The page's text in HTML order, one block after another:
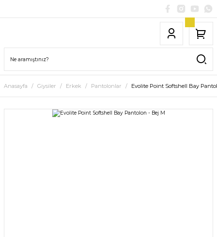
Anasayfa Giysiler Erkek Pantolonlar Evolite Point Softshell Bay